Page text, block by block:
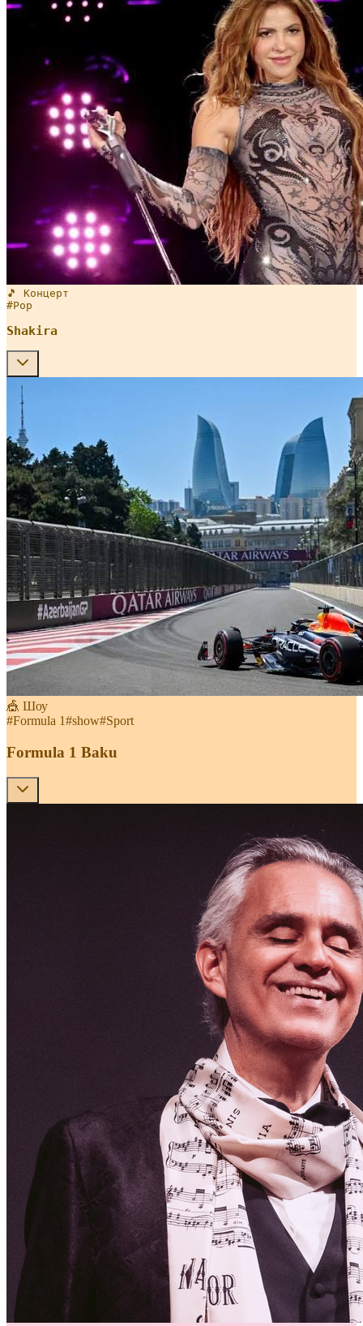
🎵 Концерт
#Pop
Shakira
🎪 Шоу
#Formula 1#show#Sport
Formula 1 Baku